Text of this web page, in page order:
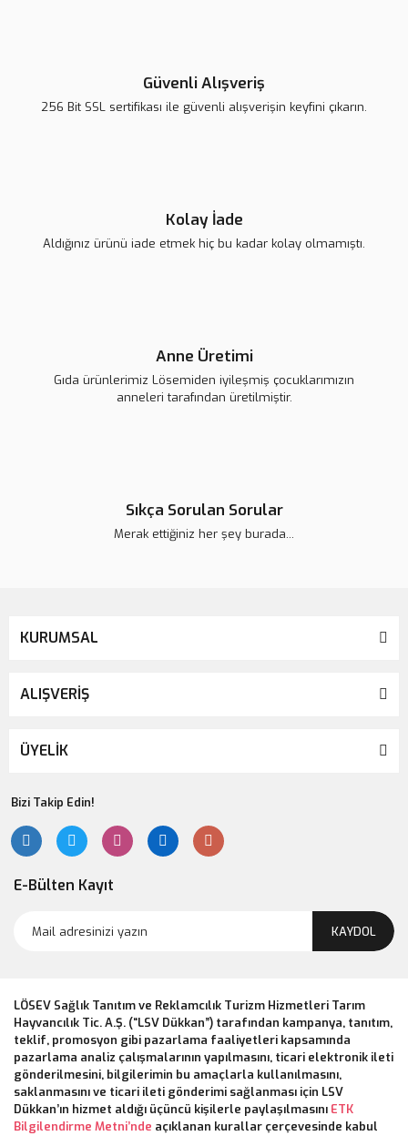
Güvenli Alışveriş
256 Bit SSL sertifikası ile güvenli alışverişin keyfini çıkarın.
Kolay İade
Aldığınız ürünü iade etmek hiç bu kadar kolay olmamıştı.
Anne Üretimi
Gıda ürünlerimiz Lösemiden iyileşmiş çocuklarımızın
anneleri tarafından üretilmiştir.
Sıkça Sorulan Sorular
Merak ettiğiniz her şey burada...
KURUMSAL
ALIŞVERİŞ
ÜYELİK
Bizi Takip Edin!
E-Bülten Kayıt
KAYDOL
LÖSEV Sağlık Tanıtım ve Reklamcılık Turizm Hizmetleri Tarım
Hayvancılık Tic. A.Ş. (“LSV Dükkan”) tarafından kampanya, tanıtım,
teklif, promosyon gibi pazarlama faaliyetleri kapsamında
pazarlama analiz çalışmalarının yapılmasını, ticari elektronik ileti
gönderilmesini, bilgilerimin bu amaçlarla kullanılmasını,
saklanmasını ve ticari ileti gönderimi sağlanması için LSV
Dükkan’ın hizmet aldığı üçüncü kişilerle paylaşılmasını ETK
Bilgilendirme Metni’nde açıklanan kurallar çerçevesinde kabul